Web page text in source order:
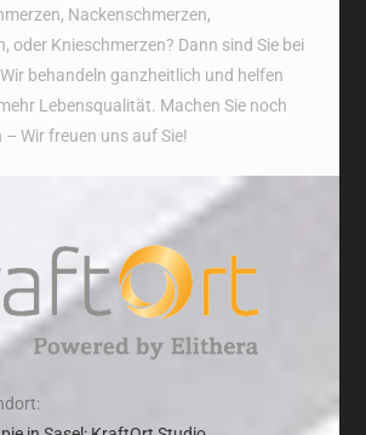
Nackenschmerzen,
oder Knieschmerzen? Dann sind Sie bei
behandeln ganzheitlich und helfen
Lebensqualität. Machen Sie noch
– Wir freuen uns auf Sie!